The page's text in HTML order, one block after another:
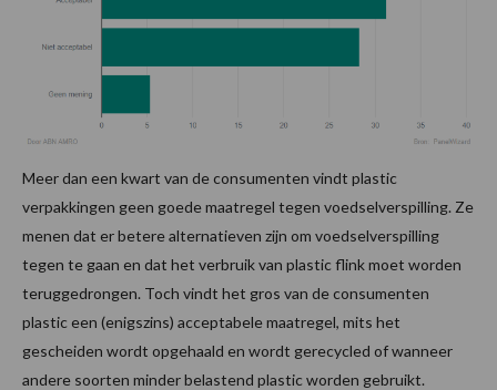
Meer dan een kwart van de consumenten vindt plastic
verpakkingen geen goede maatregel tegen voedselverspilling. Ze
menen dat er betere alternatieven zijn om voedselverspilling
tegen te gaan en dat het verbruik van plastic flink moet worden
teruggedrongen. Toch vindt het gros van de consumenten
plastic een (enigszins) acceptabele maatregel, mits het
gescheiden wordt opgehaald en wordt gerecycled of wanneer
andere soorten minder belastend plastic worden gebruikt.